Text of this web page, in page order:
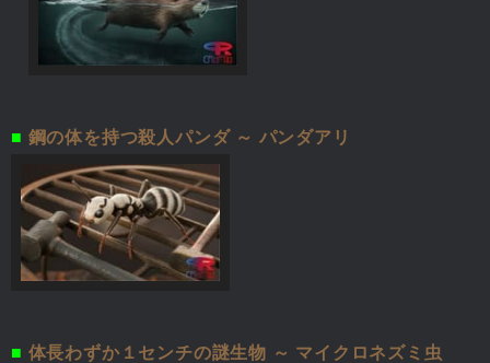
■ 鋼の体を持つ殺人パンダ ～ パンダアリ
■ 体長わずか１センチの謎生物 ～ マイクロネズミ虫